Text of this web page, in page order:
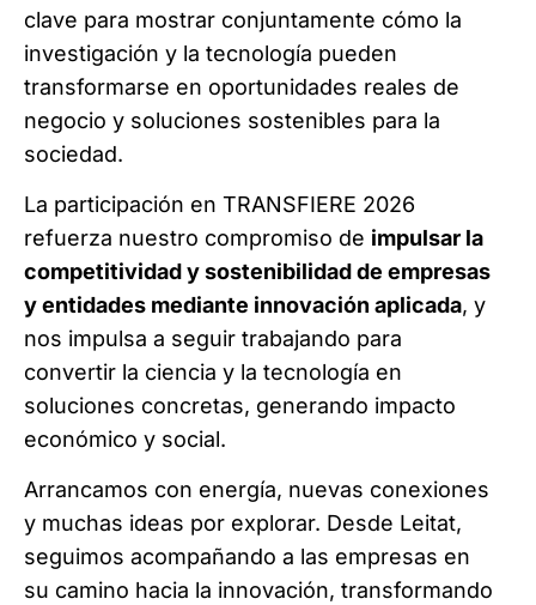
clave para mostrar conjuntamente cómo la
investigación y la tecnología pueden
transformarse en oportunidades reales de
negocio y soluciones sostenibles para la
sociedad.
La participación en TRANSFIERE 2026
refuerza nuestro compromiso de impulsar la
competitividad y sostenibilidad de empresas
y entidades mediante innovación aplicada, y
nos impulsa a seguir trabajando para
convertir la ciencia y la tecnología en
soluciones concretas, generando impacto
económico y social.
Arrancamos con energía, nuevas conexiones
y muchas ideas por explorar. Desde Leitat,
seguimos acompañando a las empresas en
su camino hacia la innovación, transformando